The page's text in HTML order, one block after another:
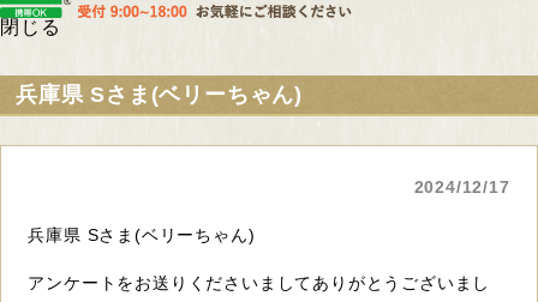
閉じる
兵庫県 Sさま(ベリーちゃん)
2024/12/17
兵庫県 Sさま(ベリーちゃん)
アンケートをお送りくださいましてありがとうございまし